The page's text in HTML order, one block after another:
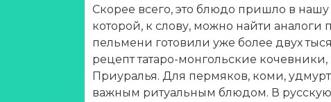
Скорее всего, это блюдо пришло в
которой, к слову, можно найти
пельмени готовили уже более двух
рецепт татаро-монгольские
Приуралья. Для пермяков, коми,
важным ритуальным блюдом. В